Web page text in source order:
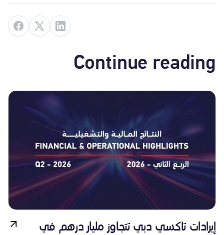
Continue reading
إيرادات تاكسي دبي تتجاوز مليار درهم في